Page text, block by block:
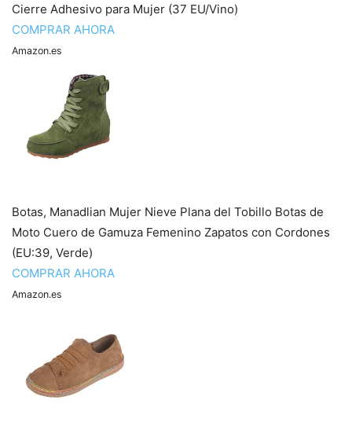
Cierre Adhesivo para Mujer (37 EU/Vino)
COMPRAR AHORA
Amazon.es
Botas, Manadlian Mujer Nieve Plana del Tobillo Botas de
Moto Cuero de Gamuza Femenino Zapatos con Cordones
(EU:39, Verde)
COMPRAR AHORA
Amazon.es